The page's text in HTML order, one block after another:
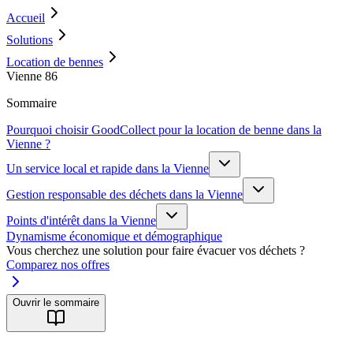
Accueil
Solutions
Location de bennes
Vienne 86
Sommaire
Pourquoi choisir GoodCollect pour la location de benne dans la
Vienne ?
Un service local et rapide dans la Vienne
Gestion responsable des déchets dans la Vienne
Points d'intérêt dans la Vienne
Dynamisme économique et démographique
Vous cherchez une solution pour faire évacuer vos déchets ?
Comparez nos offres
Ouvrir le sommaire